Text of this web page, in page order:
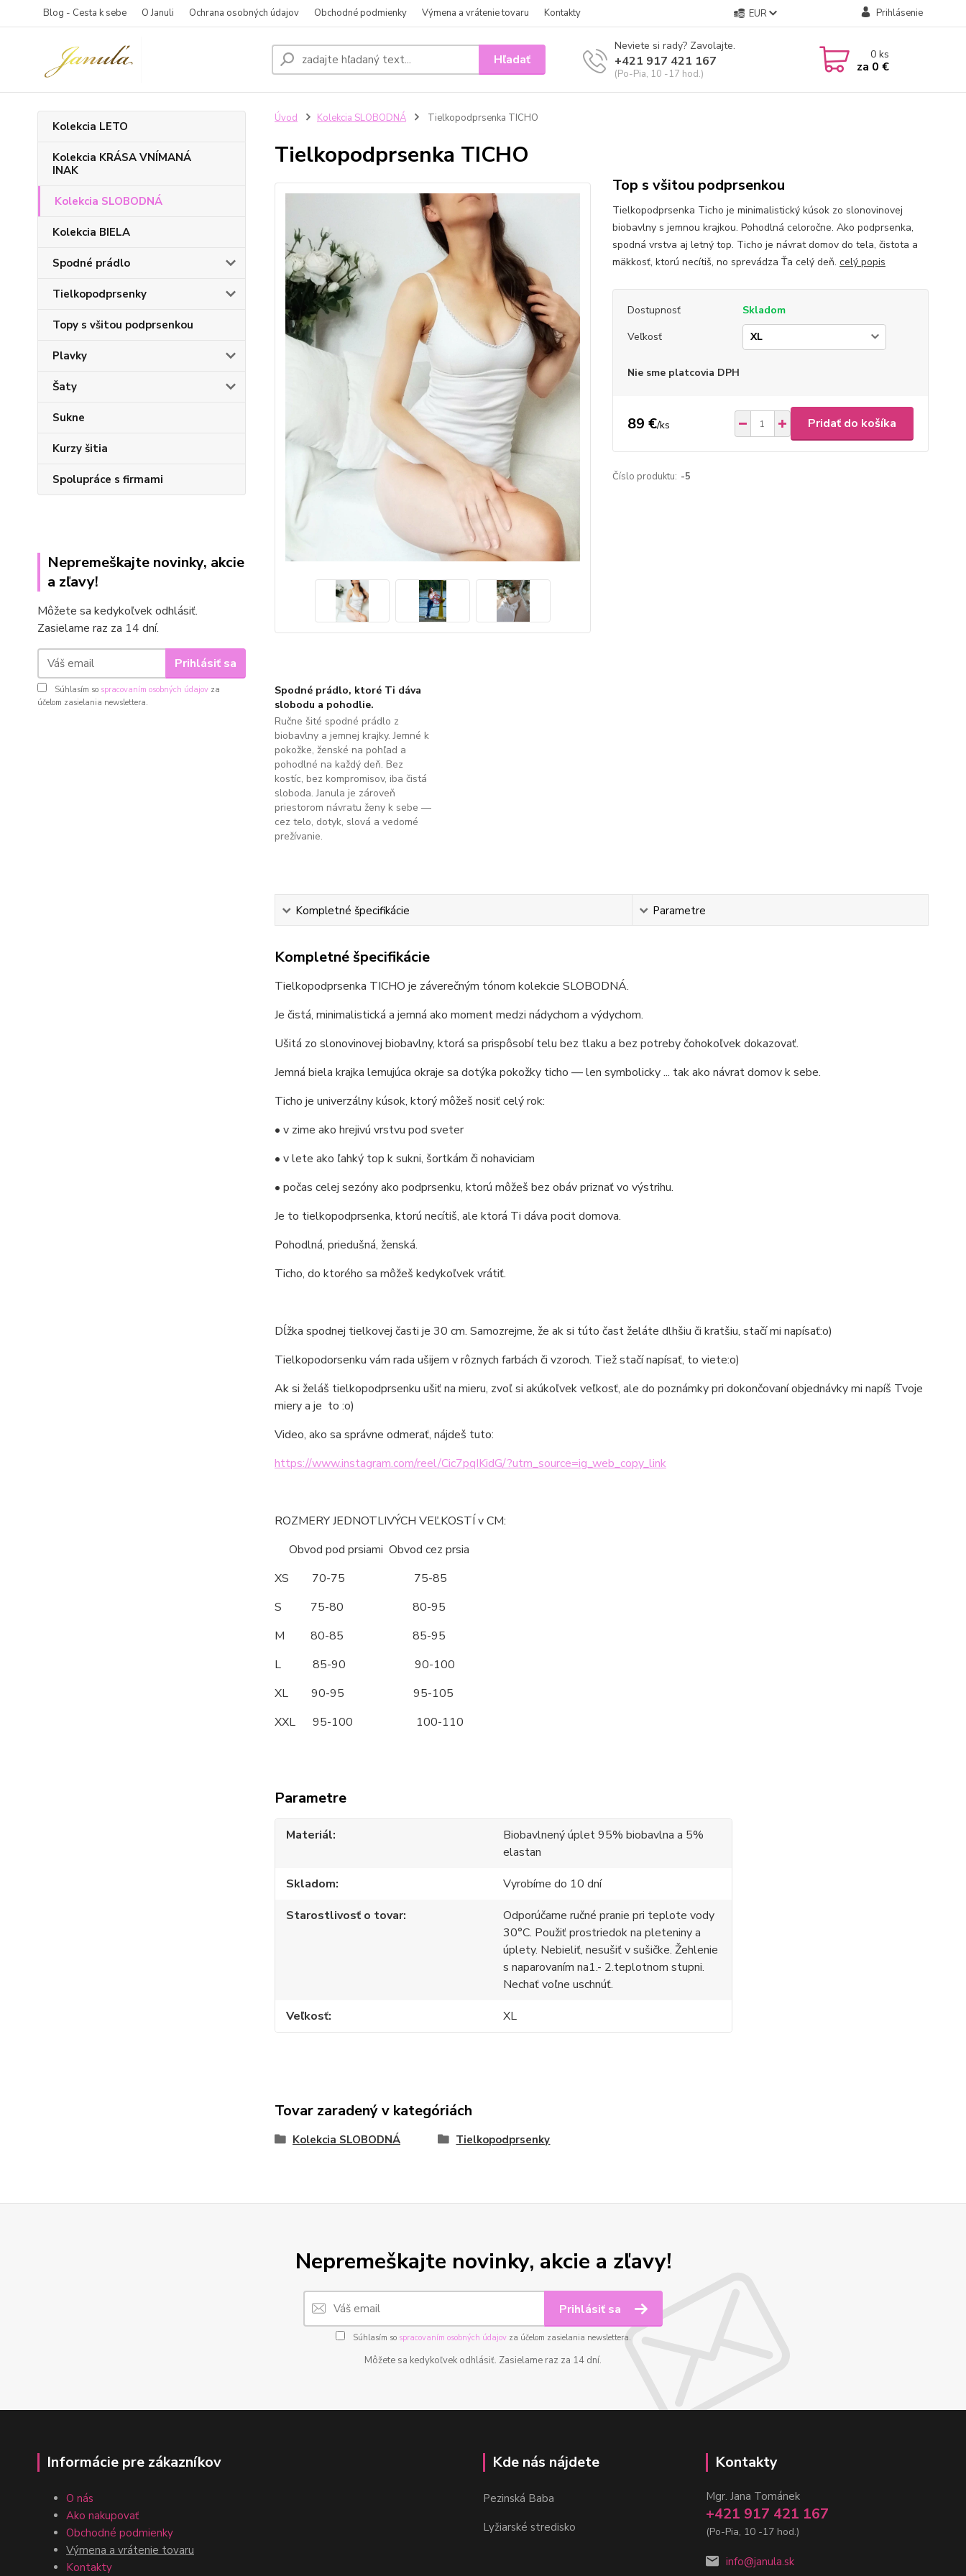
Blog - Cesta k sebe O Januli Ochrana osobných údajov Obchodné podmienky Výmena a vrátenie tovaru Kontakty EUR Prihlásenie
Hľadať
Neviete si rady? Zavolajte.
+421 917 421 167
(Po-Pia, 10 -17 hod.)
0ks
za 0 €
Kolekcia LETO
Kolekcia KRÁSA VNÍMANÁ
INAK
Kolekcia SLOBODNÁ
Kolekcia BIELA
Spodné prádlo
Tielkopodprsenky
Topy s všitou podprsenkou
Plavky
Šaty
Sukne
Kurzy šitia
Spolupráce s firmami
Nepremeškajte novinky, akcie
a zľavy!
Môžete sa kedykoľvek odhlásiť.
Zasielame raz za 14 dní.
Prihlásiť sa
Súhlasím so spracovaním osobných údajov za
účelom zasielania newslettera.
Úvod Kolekcia SLOBODNÁ Tielkopodprsenka TICHO
Tielkopodprsenka TICHO
Top s všitou podprsenkou
Tielkopodprsenka Ticho je minimalistický kúsok zo slonovinovej
biobavlny s jemnou krajkou. Pohodlná celoročne. Ako podprsenka,
spodná vrstva aj letný top. Ticho je návrat domov do tela, čistota a
mäkkosť, ktorú necítiš, no sprevádza Ťa celý deň. celý popis
Dostupnosť
Skladom
Veľkosť
Nie sme platcovia DPH
89 €/ks Pridať do košíka
Číslo produktu: -5
Spodné prádlo, ktoré Ti dáva
slobodu a pohodlie.
Ručne šité spodné prádlo z
biobavlny a jemnej krajky. Jemné k
pokožke, ženské na pohľad a
pohodlné na každý deň. Bez
kostíc, bez kompromisov, iba čistá
sloboda. Janula je zároveň
priestorom návratu ženy k sebe —
cez telo, dotyk, slová a vedomé
prežívanie.
Kompletné špecifikácie Parametre
Kompletné špecifikácie
Tielkopodprsenka TICHO je záverečným tónom kolekcie SLOBODNÁ.
Je čistá, minimalistická a jemná ako moment medzi nádychom a výdychom.
Ušitá zo slonovinovej biobavlny, ktorá sa prispôsobí telu bez tlaku a bez potreby čohokoľvek dokazovať.
Jemná biela krajka lemujúca okraje sa dotýka pokožky ticho — len symbolicky ... tak ako návrat domov k sebe.
Ticho je univerzálny kúsok, ktorý môžeš nosiť celý rok:
• v zime ako hrejivú vrstvu pod sveter
• v lete ako ľahký top k sukni, šortkám či nohaviciam
• počas celej sezóny ako podprsenku, ktorú môžeš bez obáv priznať vo výstrihu.
Je to tielkopodprsenka, ktorú necítiš, ale ktorá Ti dáva pocit domova.
Pohodlná, priedušná, ženská.
Ticho, do ktorého sa môžeš kedykoľvek vrátiť.
Dĺžka spodnej tielkovej časti je 30 cm. Samozrejme, že ak si túto čast želáte dlhšiu či kratšiu, stačí mi napísať:o)
Tielkopodorsenku vám rada ušijem v rôznych farbách či vzoroch. Tiež stačí napísať, to viete:o)
Ak si želáš tielkopodprsenku ušiť na mieru, zvoľ si akúkoľvek veľkosť, ale do poznámky pri dokončovaní objednávky mi napíš Tvoje
miery a je to :o)
Video, ako sa správne odmerať, nájdeš tuto:
https://www.instagram.com/reel/Cic7pqIKidG/?utm_source=ig_web_copy_link
ROZMERY JEDNOTLIVÝCH VEĽKOSTÍ v CM:
Obvod pod prsiami Obvod cez prsia
XS 70-75 75-85
S 75-80 80-95
M 80-85 85-95
L 85-90 90-100
XL 90-95 95-105
XXL 95-100 100-110
Parametre
Materiál
Biobavlnený úplet 95% biobavlna a 5%
elastan
Skladom
Vyrobíme do 10 dní
Starostlivosť o tovar
Odporúčame ručné pranie pri teplote vody
30°C. Použiť prostriedok na pleteniny a
úplety. Nebieliť, nesušiť v sušičke. Žehlenie
s naparovaním na1.- 2.teplotnom stupni.
Nechať voľne uschnúť.
Veľkosť
XL
Tovar zaradený v kategóriách
Kolekcia SLOBODNÁ Tielkopodprsenky
Nepremeškajte novinky, akcie a zľavy!
Prihlásiť sa
Súhlasím so spracovaním osobných údajovza účelom zasielania newslettera.
Môžete sa kedykoľvek odhlásiť. Zasielame raz za 14 dní.
Informácie pre zákazníkov
O nás
Ako nakupovať
Obchodné podmienky
Výmena a vrátenie tovaru
Kontakty
Kde nás nájdete
Pezinská Baba
Lyžiarské stredisko
Kontakty
Mgr. Jana Tománek
+421 917 421 167
(Po-Pia, 10 -17 hod.)
info@janula.sk